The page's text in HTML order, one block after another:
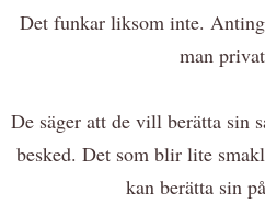
Det funkar liksom inte.
man
De säger att de vill berätta sin
besked. Det som blir lite
kan berätta sin